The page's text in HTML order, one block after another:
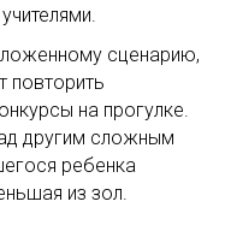
сценарию,
повторить
на прогулке.
другим сложным
ребенка
из зол.